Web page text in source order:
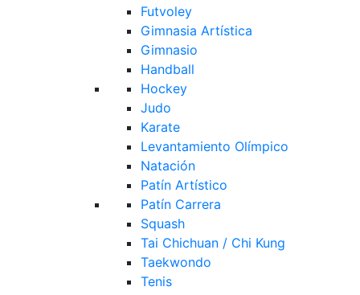
Futvoley
Gimnasia Artística
Gimnasio
Handball
Hockey
Judo
Karate
Levantamiento Olímpico
Natación
Patín Artístico
Patín Carrera
Squash
Tai Chichuan / Chi Kung
Taekwondo
Tenis